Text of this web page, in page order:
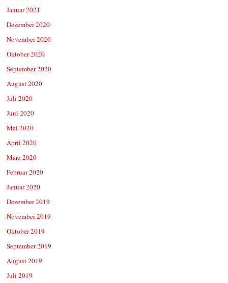
Januar 2021
Dezember 2020
November 2020
Oktober 2020
September 2020
August 2020
Juli 2020
Juni 2020
Mai 2020
April 2020
März 2020
Februar 2020
Januar 2020
Dezember 2019
November 2019
Oktober 2019
September 2019
August 2019
Juli 2019